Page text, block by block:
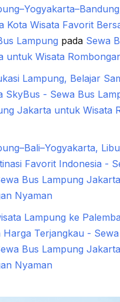
Kota Wisata Favorit
Lampung pada Sewa
untuk Wisata
Lampung, Belajar
SkyBus - Sewa Bus
Jakarta untuk Wisata
Favorit Indonesia -
Bus Lampung
Nyaman
Lampung ke
Terjangkau -
Bus Lampung
Nyaman